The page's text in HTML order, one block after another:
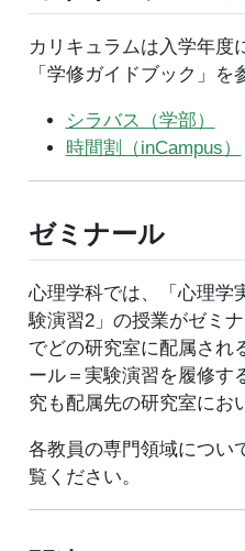
カリキュラムは入学年度
「学修ガイドブック」を
シラバス（学部）
時間割（inCampus）
ゼミナール
心理学科では、「心理学
験演習2」の授業がゼミ
でどの研究室に配属され
ール＝実験演習を履修す
究も配属先の研究室にお
各教員の専門領域につい
覧ください。